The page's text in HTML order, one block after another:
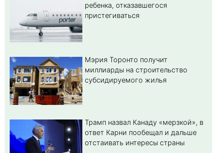
ребенка, отказавшегося
пристегиваться
Мэрия Торонто получит
миллиарды на строительство
субсидируемого жилья
Трамп назвал Канаду «мерзкой», в
ответ Карни пообещал и дальше
отстаивать интересы страны